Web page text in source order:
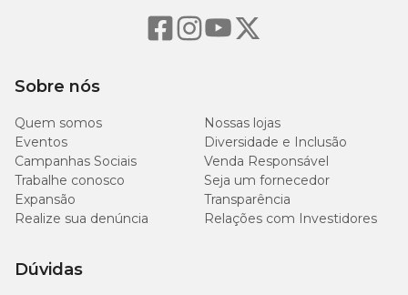
Sobre nós
Quem somos
Nossas lojas
Eventos
Diversidade e Inclusão
Campanhas Sociais
Venda Responsável
Trabalhe conosco
Seja um fornecedor
Expansão
Transparência
Realize sua denúncia
Relações com Investidores
Dúvidas